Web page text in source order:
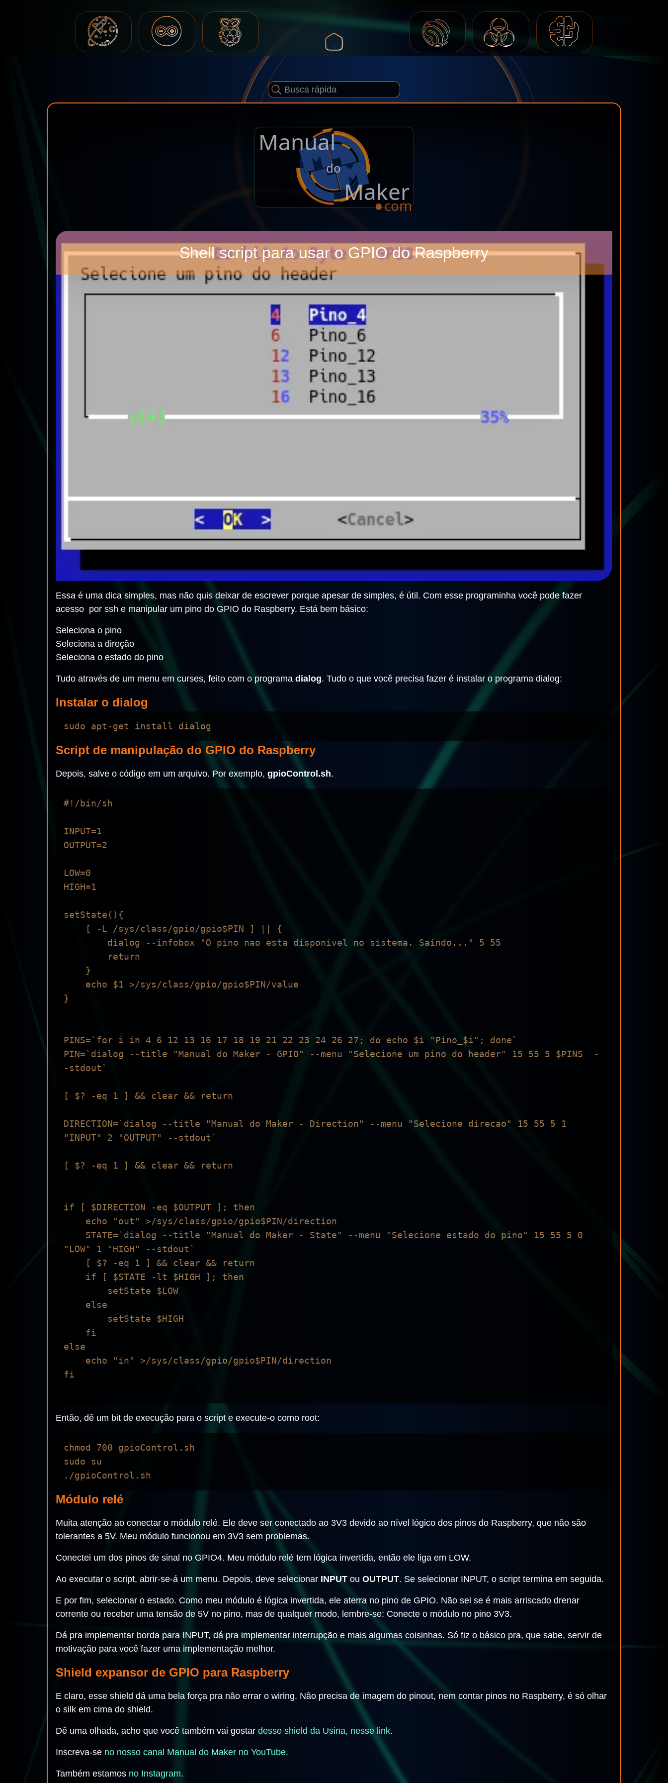
Manual
do
Maker
.com
Shell script para usar o GPIO do Raspberry
Essa é uma dica simples, mas não quis deixar de escrever porque apesar de simples, é útil. Com esse programinha você pode fazer
acesso por ssh e manipular um pino do GPIO do Raspberry. Está bem básico:
Seleciona o pino
Seleciona a direção
Seleciona o estado do pino
Tudo através de um menu em curses, feito com o programa dialog. Tudo o que você precisa fazer é instalar o programa dialog:
Instalar o dialog
Script de manipulação do GPIO do Raspberry
Depois, salve o código em um arquivo. Por exemplo, gpioControl.sh.
#!/bin/sh
INPUT=1
OUTPUT=2
LOW=0
HIGH=1
setState(){
}
PINS=`for i in 4 6 12 13 16 17 18 19 21 22 23 24 26 27; do echo $i "Pino_$i"; done`
PIN=`dialog --title "Manual do Maker - GPIO" --menu "Selecione um pino do header" 15 55 5 $PINS  -
-stdout`
[ $? -eq 1 ] && clear && return
DIRECTION=`dialog --title "Manual do Maker - Direction" --menu "Selecione direcao" 15 55 5 1
"INPUT" 2 "OUTPUT" --stdout`
[ $? -eq 1 ] && clear && return
if [ $DIRECTION -eq $OUTPUT ]; then
"LOW" 1 "HIGH" --stdout`
else
fi
Então, dê um bit de execução para o script e execute-o como root:
chmod 700 gpioControl.sh
sudo su
Módulo relé
Muita atenção ao conectar o módulo relé. Ele deve ser conectado ao 3V3 devido ao nível lógico dos pinos do Raspberry, que não são
tolerantes a 5V. Meu módulo funcionou em 3V3 sem problemas.
Conectei um dos pinos de sinal no GPIO4. Meu módulo relé tem lógica invertida, então ele liga em LOW.
Ao executar o script, abrir-se-á um menu. Depois, deve selecionar INPUT ou OUTPUT. Se selecionar INPUT, o script termina em seguida.
E por fim, selecionar o estado. Como meu módulo é lógica invertida, ele aterra no pino de GPIO. Não sei se é mais arriscado drenar
corrente ou receber uma tensão de 5V no pino, mas de qualquer modo, lembre-se: Conecte o módulo no pino 3V3.
Dá pra implementar borda para INPUT, dá pra implementar interrupção e mais algumas coisinhas. Só fiz o básico pra, que sabe, servir de
motivação para você fazer uma implementação melhor.
Shield expansor de GPIO para Raspberry
E claro, esse shield dá uma bela força pra não errar o wiring. Não precisa de imagem do pinout, nem contar pinos no Raspberry, é só olhar
o silk em cima do shield.
Dê uma olhada, acho que você também vai gostar desse shield da Usina, nesse link.
Inscreva-se no nosso canal Manual do Maker no YouTube.
Também estamos no Instagram.